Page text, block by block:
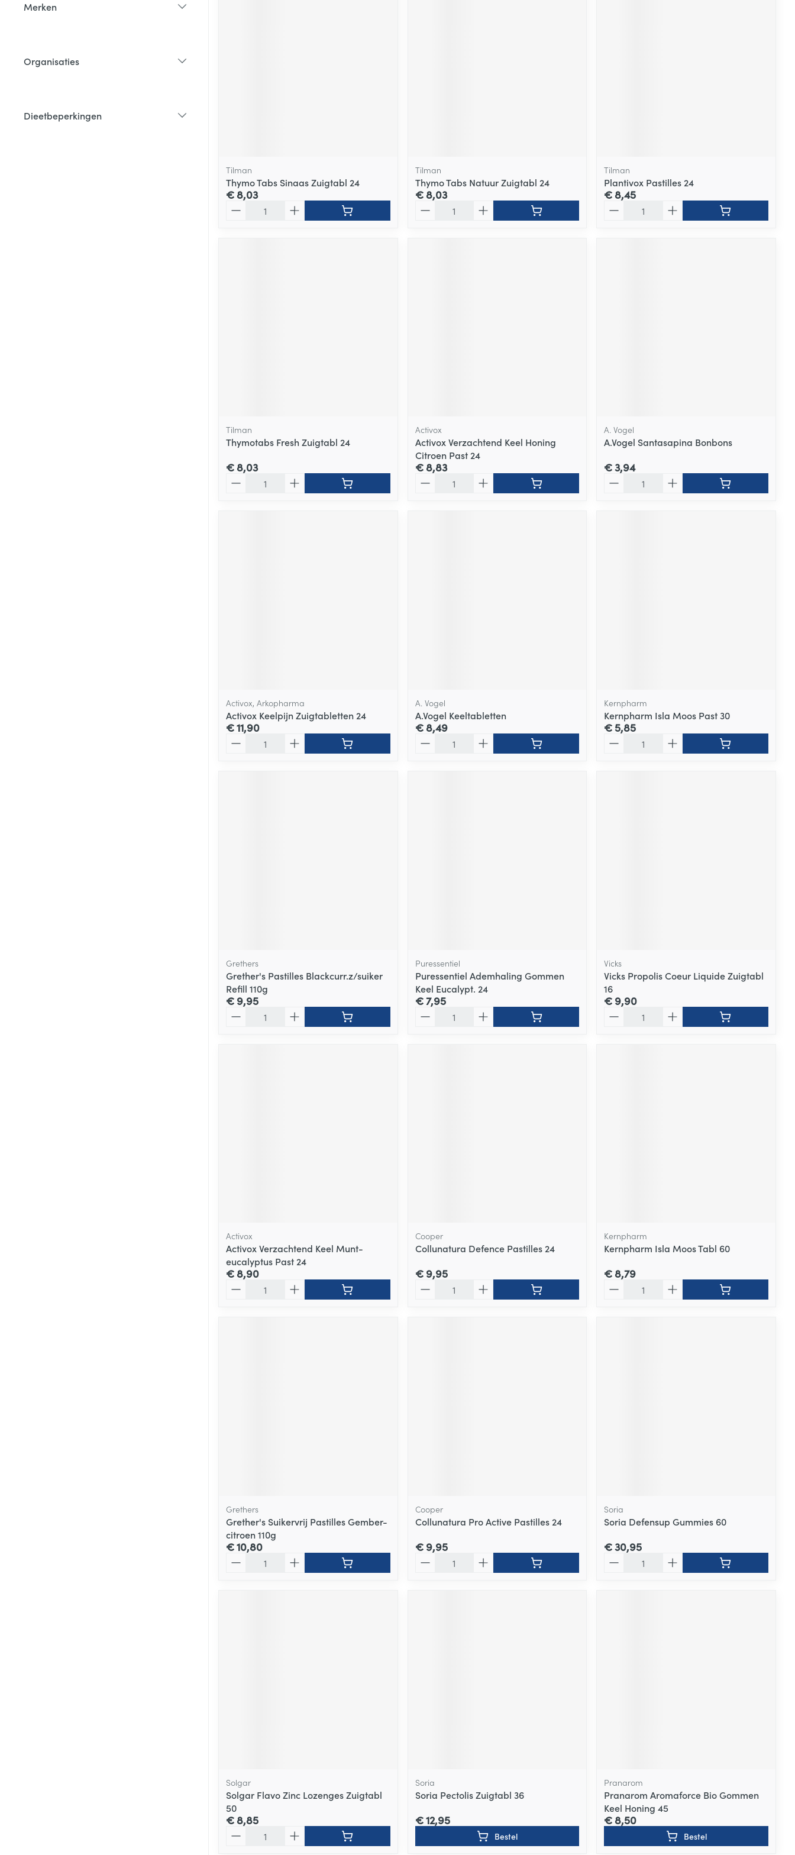
Merken
Organisaties
Dieetbeperkingen
Tilman
Thymo Tabs Sinaas Zuigtabl 24
€ 8,03
Tilman
Thymo Tabs Natuur Zuigtabl 24
€ 8,03
Tilman
Plantivox Pastilles 24
€ 8,45
Tilman
Thymotabs Fresh Zuigtabl 24
€ 8,03
Activox
Activox Verzachtend Keel Honing
Citroen Past 24
€ 8,83
A. Vogel
A.Vogel Santasapina Bonbons
€ 3,94
Activox, Arkopharma
Activox Keelpijn Zuigtabletten 24
€ 11,90
A. Vogel
A.Vogel Keeltabletten
€ 8,49
Kernpharm
Kernpharm Isla Moos Past 30
€ 5,85
Grethers
Grether's Pastilles Blackcurr.z/suiker
Refill 110g
€ 9,95
Puressentiel
Puressentiel Ademhaling Gommen
Keel Eucalypt. 24
€ 7,95
Vicks
Vicks Propolis Coeur Liquide Zuigtabl
16
€ 9,90
Activox
Activox Verzachtend Keel Munt-
eucalyptus Past 24
€ 8,90
Cooper
Collunatura Defence Pastilles 24
€ 9,95
Kernpharm
Kernpharm Isla Moos Tabl 60
€ 8,79
Grethers
Grether's Suikervrij Pastilles Gember-
citroen 110g
€ 10,80
Cooper
Collunatura Pro Active Pastilles 24
€ 9,95
Soria
Soria Defensup Gummies 60
€ 30,95
Solgar
Solgar Flavo Zinc Lozenges Zuigtabl
50
€ 8,85
Soria
Soria Pectolis Zuigtabl 36
€ 12,95
Bestel
Pranarom
Pranarom Aromaforce Bio Gommen
Keel Honing 45
€ 8,50
Bestel